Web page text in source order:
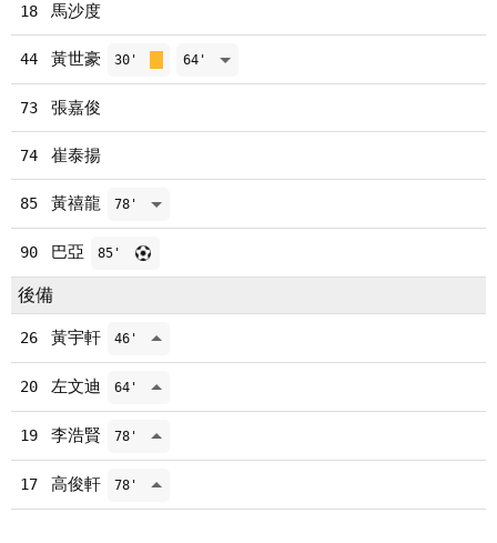
18 馬沙度
44 黃世豪 30' 64'
73 張嘉俊
74 崔泰揚
85 黃禧龍 78'
90 巴亞 85'
後備
26 黃宇軒 46'
20 左文迪 64'
19 李浩賢 78'
17 高俊軒 78'